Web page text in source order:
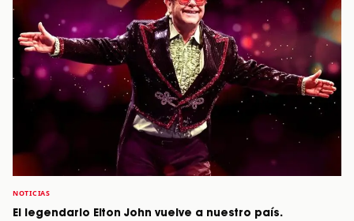
NOTICIAS
El legendario Elton John vuelve a nuestro país.